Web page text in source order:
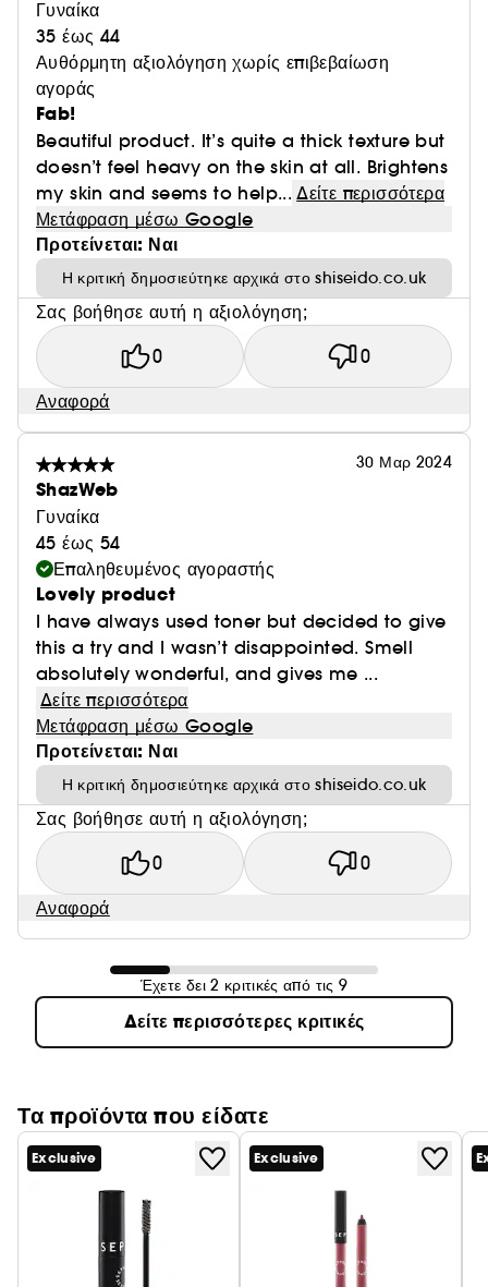
Γυναίκα
35 έως 44
Αυθόρμητη αξιολόγηση χωρίς επιβεβαίωση
αγοράς
Fab!
Beautiful product. It’s quite a thick texture but
doesn’t feel heavy on the skin at all. Brightens
my skin and seems to help... Δείτε περισσότερα
Μετάφραση μέσω Google
Προτείνεται: Ναι
Η κριτική δημοσιεύτηκε αρχικά στο shiseido.co.uk
Σας βοήθησε αυτή η αξιολόγηση;
0 0
Αναφορά
30 Μαρ 2024
ShazWeb
Γυναίκα
45 έως 54
Επαληθευμένος αγοραστής
Lovely product
I have always used toner but decided to give
this a try and I wasn’t disappointed. Smell
absolutely wonderful, and gives me ...
Δείτε περισσότερα
Μετάφραση μέσω Google
Προτείνεται: Ναι
Η κριτική δημοσιεύτηκε αρχικά στο shiseido.co.uk
Σας βοήθησε αυτή η αξιολόγηση;
0 0
Αναφορά
Έχετε δει 2 κριτικές από τις 9
Δείτε περισσότερες κριτικές
Τα προϊόντα που είδατε
Exclusive Exclusive